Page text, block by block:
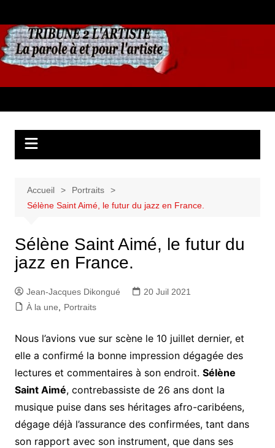
au
contenu
Accueil
Portraits
Sélène Saint Aimé, le futur du jazz en France.
Sélène Saint Aimé, le futur du
jazz en France.
Jean-Jacques Dikongué
20 Juil 2021
À la une
Portraits
Nous l’avions vue sur scène le 10 juillet dernier, et
elle a confirmé la bonne impression dégagée des
lectures et commentaires à son endroit. Sélène
Saint Aimé, contrebassiste de 26 ans dont la
musique puise dans ses héritages afro-caribéens,
dégage déjà l’assurance des confirmées, tant dans
son rapport avec son instrument, que dans ses